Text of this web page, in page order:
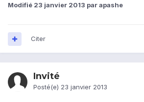
Modifié 23 janvier 2013 par apashe
Citer
Invité
Posté(e) 23 janvier 2013